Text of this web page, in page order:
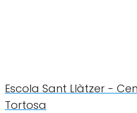
Escola Sant Llàtzer -
Tortosa